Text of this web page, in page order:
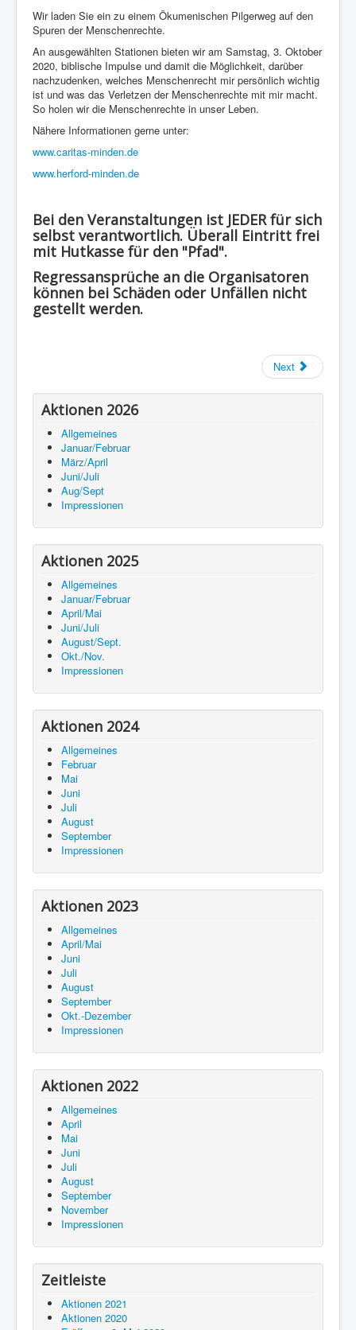
Wir laden Sie ein zu einem Ökumenischen Pilgerweg auf den
Spuren der Menschenrechte.
An ausgewählten Stationen bieten wir am Samstag, 3. Oktober
2020, biblische Impulse und damit die Möglichkeit, darüber
nachzudenken, welches Menschenrecht mir persönlich wichtig
ist und was das Verletzen der Menschenrechte mit mir macht.
So holen wir die Menschenrechte in unser Leben.
Nähere Informationen gerne unter:
www.caritas-minden.de
www.herford-minden.de
Bei den Veranstaltungen ist JEDER für sich
selbst verantwortlich. Überall Eintritt frei
mit Hutkasse für den "Pfad".
Regressansprüche an die Organisatoren
können bei Schäden oder Unfällen nicht
gestellt werden.
Next
Aktionen 2026
Allgemeines
Januar/Februar
März/April
Juni/Juli
Aug/Sept
Impressionen
Aktionen 2025
Allgemeines
Januar/Februar
April/Mai
Juni/Juli
August/Sept.
Okt./Nov.
Impressionen
Aktionen 2024
Allgemeines
Februar
Mai
Juni
Juli
August
September
Impressionen
Aktionen 2023
Allgemeines
April/Mai
Juni
Juli
August
September
Okt.-Dezember
Impressionen
Aktionen 2022
Allgemeines
April
Mai
Juni
Juli
August
September
November
Impressionen
Zeitleiste
Aktionen 2021
Aktionen 2020